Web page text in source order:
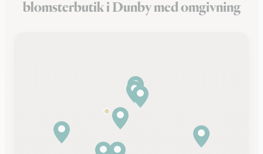
blomsterbutik i Dunby med omgivning